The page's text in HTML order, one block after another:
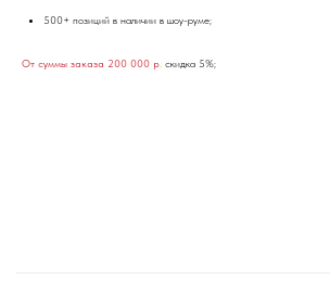
500+ позиций в наличии в шоу-руме;
От суммы заказа 200 000 р скидка 5%;